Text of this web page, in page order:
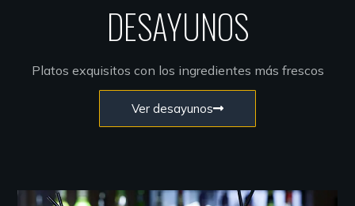
DESAYUNOS
Platos exquisitos con los ingredientes más frescos
Ver desayunos